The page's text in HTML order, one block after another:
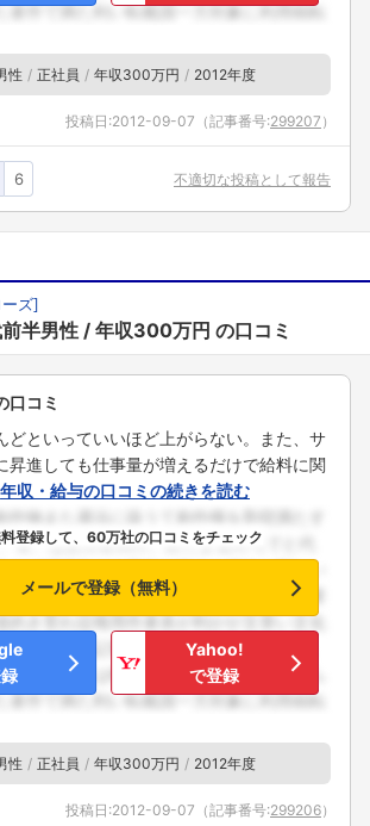
性 正社員 年収300万円 2012年度
投稿日:2012-09-07 （記事番号:299207 ）
6 不適切な投稿として報告
ズ]
半男性 年収300万円 の口コミ
口コミ
どといっていいほど上がらない。また、サ
昇進しても仕事量が増えるだけで給料に関
年収・給与の口コミの続きを読む
料登録して、60万社の口コミをチェック
メールで登録（無料）
Yahoo!
で登録
性 正社員 年収300万円 2012年度
投稿日:2012-09-07 （記事番号:299206）